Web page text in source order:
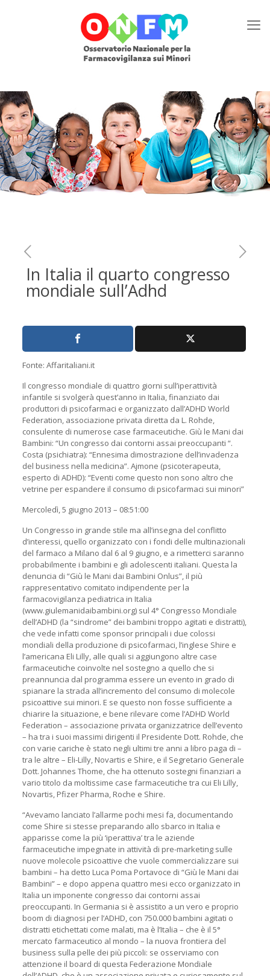
In Italia il quarto congresso
mondiale sull’Adhd
Fonte: Affaritaliani.it
Il congresso mondiale di quattro giorni sull’iperattività
infantile si svolgerà quest’anno in Italia, finanziato dai
produttori di psicofarmaci e organizzato dall’ADHD World
Federation, associazione privata diretta da L. Rohde,
consulente di numerose case farmaceutiche. Giù le Mani dai
Bambini: “Un congresso dai contorni assai preoccupanti “.
Costa (psichiatra): “Ennesima dimostrazione dell’invadenza
del business nella medicina”. Ajmone (psicoterapeuta,
esperto di ADHD): “Eventi come questo non sono altro che
vetrine per espandere il consumo di psicofarmaci sui minori”
Mercoledì, 5 giugno 2013 – 08:51:00
Un Congresso in grande stile ma all’insegna del conflitto
d’interessi, quello organizzato con i fondi delle multinazionali
del farmaco a Milano dal 6 al 9 giugno, e a rimetterci saranno
probabilmente i bambini e gli adolescenti italiani. Questa la
denuncia di “Giù le Mani dai Bambini Onlus”, il più
rappresentativo comitato indipendente per la
farmacovigilanza pediatrica in Italia
(www.giulemanidaibambini.org) sul 4° Congresso Mondiale
dell’ADHD (la “sindrome” dei bambini troppo agitati e distratti),
che vede infatti come sponsor principali i due colossi
mondiali della produzione di psicofarmaci, l’inglese Shire e
l’americana Eli Lilly, alle quali si aggiungono altre case
farmaceutiche coinvolte nel sostegno a quello che si
preannuncia dal programma essere un evento in grado di
spianare la strada all’incremento del consumo di molecole
psicoattive sui minori. E se questo non fosse sufficiente a
chiarire la situazione, e bene rilevare come l’ADHD World
Federation – associazione privata organizzatrice dell’evento
– ha tra i suoi massimi dirigenti il Presidente Dott. Rohde, che
con varie cariche è stato negli ultimi tre anni a libro paga di –
tra le altre – Eli-Lilly, Novartis e Shire, e il Segretario Generale
Dott. Johannes Thome, che ha ottenuto sostegni finanziari a
vario titolo da moltissime case farmaceutiche tra cui Eli Lilly,
Novartis, Pfizer Pharma, Roche e Shire.
“Avevamo lanciato l’allarme pochi mesi fa, documentando
come Shire si stesse preparando allo sbarco in Italia e
apparisse come la più ‘iperattiva’ tra le aziende
farmaceutiche impegnate in attività di pre-marketing sulle
nuove molecole psicoattive che vuole commercializzare sui
bambini – ha detto Luca Poma Portavoce di “Giù le Mani dai
Bambini” – e dopo appena quattro mesi ecco organizzato in
Italia un imponente congresso dai contorni assai
preoccupanti. In Germania si è assistito a un vero e proprio
boom di diagnosi per l’ADHD, con 750.000 bambini agitati o
distratti etichettati come malati, ma è l’Italia – che è il 5°
mercato farmaceutico al mondo – la nuova frontiera del
business sulla pelle dei più piccoli: se osserviamo con
attenzione il board di questa Federazione Mondiale